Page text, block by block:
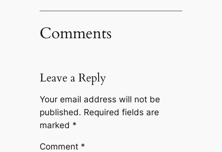
Comments
Leave a Reply
Your email address will not be
published. Required fields are
marked *
Comment *